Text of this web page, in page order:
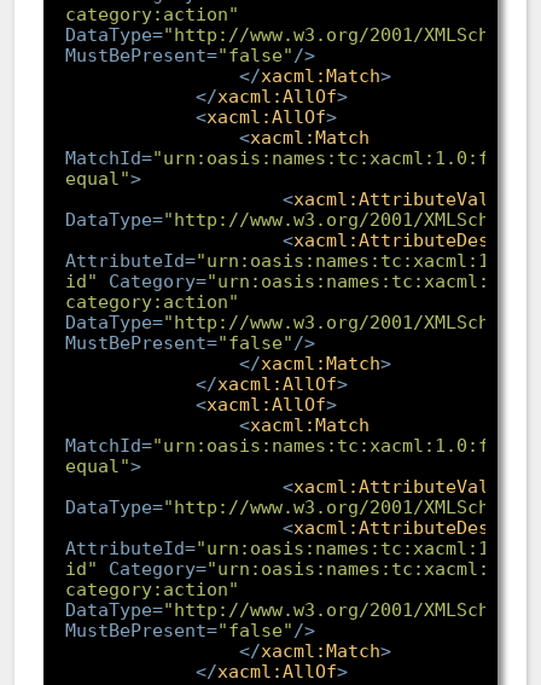
category:action"
DataType="http://www.w3.org/2001/
MustBePresent="false" />
</xacml:Match>
</xacml:AllOf>
<xacml:AllOf>
<xacml:Match
MatchId=
equal">
<xacml:AttributeValue
DataType="http://www.w3.org/2001/
<
AttributeId=
id"
Category=
category:action"
DataType="http://www.w3.org/2001/
MustBePresent="false" />
</xacml:Match>
</xacml:AllOf>
<xacml:AllOf>
<xacml:Match
MatchId=
equal">
<xacml:AttributeValue
DataType="http://www.w3.org/2001/
<
AttributeId=
id"
Category=
category:action"
DataType="http://www.w3.org/2001/
MustBePresent="false" />
</xacml:Match>
</xacml:AllOf>